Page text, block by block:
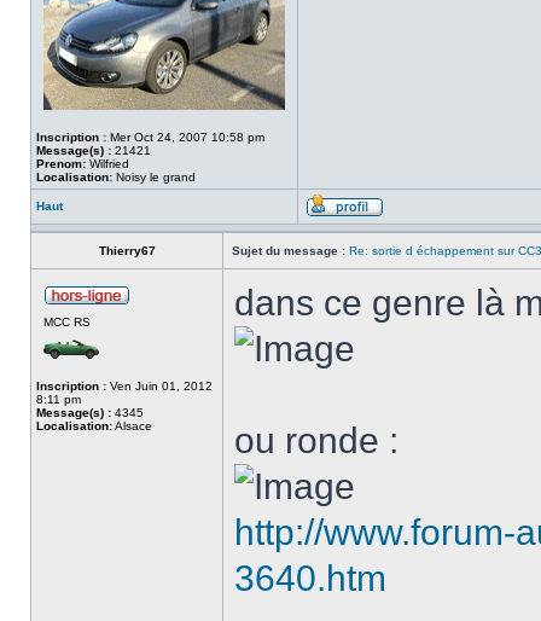
Inscription : Mer Oct 24, 2007 10:58 pm
Message(s) : 21421
Prenom: Wilfried
Localisation: Noisy le grand
Haut
Thierry67 Sujet du message : Re: sortie d échappement sur
MCC RS
Inscription : Ven Juin 01, 2012
8:11 pm
Message(s) : 4345
Localisation:Alsace
dans ce genre là
ou ronde :
http://www.forum-
3640.htm